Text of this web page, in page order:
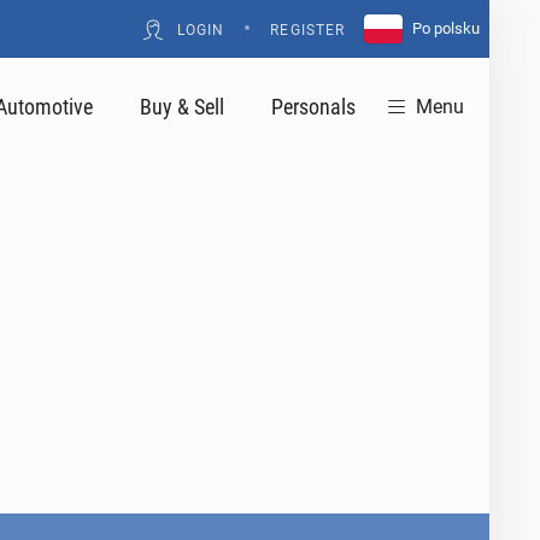
LOGIN • REGISTER Po polsku
Buy & Sell Personals Menu